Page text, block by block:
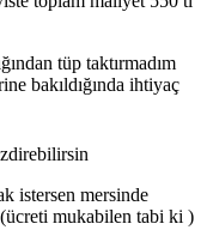
tüp taktırmadım
bakıldığında ihtiyaç
istersen mersinde
mukabilen tabi ki )